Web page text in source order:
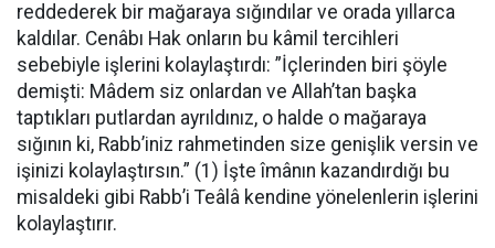
reddederek bir mağaraya sığındılar ve orada yıllarca
kaldılar. Cenâbı Hak onların bu kâmil tercihleri
sebebiyle işlerini kolaylaştırdı: ”İçlerinden biri şöyle
demişti: Mâdem siz onlardan ve Allah’tan başka
taptıkları putlardan ayrıldınız, o halde o mağaraya
sığının ki, Rabb’iniz rahmetinden size genişlik versin ve
işinizi kolaylaştırsın.” (1) İşte îmânın kazandırdığı bu
misaldeki gibi Rabb’i Teâlâ kendine yönelenlerin işlerini
kolaylaştırır.